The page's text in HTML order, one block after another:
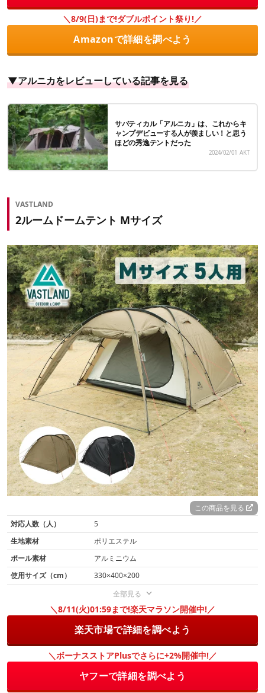
＼8/9(日)まで!ダブルポイント祭り!／
Amazonで詳細を調べよう
▼アルニカをレビューしている記事を見る
サバティカル「アルニカ」は、これからキ
ャンプデビューする人が羨ましい！と思う
ほどの秀逸テントだった
2024/02/01 AKT
VASTLAND
2ルームドームテント Mサイズ
この商品を見る
対応人数（人）
5
生地素材
ポリエステル
ポール素材
アルミニウム
使用サイズ（cm）
330×400×200
全部見る
＼8/11(火)01:59まで!楽天マラソン開催中!／
楽天市場で詳細を調べよう
＼ボーナスストアPlusでさらに+2%開催中!／
ヤフーで詳細を調べよう